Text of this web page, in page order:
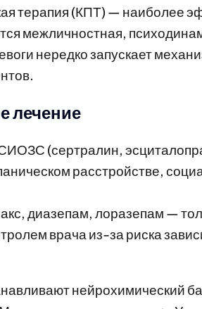
терапия (КПТ) — наиболее
межличностная,
нередко запускает
лечение
(сертралин,
расстройстве,
диазепам, лоразепам —
врача из-за риска
нейрохимический